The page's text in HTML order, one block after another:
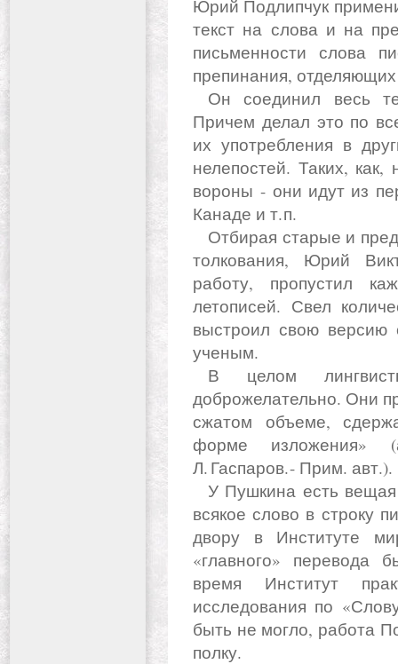
Юрий Подлипчук
текст на слова и на
письменности слова
препинания,
Он соединил весь текст обратно и новую разбивку.
Причем делал это по
их употребления в
нелепостей. Таких,
вороны - они идут из
Канаде и т. п.
Отбирая старые и предлагая новые варианты перевода и
толкования, Юрий
работу, пропустил
летописей. Свел
выстроил свою версию
ученым.
В целом лингвисты отнеслись к его труду
доброжелательно. Они
сжатом объеме,
форме изложения»
Л. Гаспаров. - Прим. авт.).
У Пушкина есть вещая строка в «Борисе Годунове»: «Не
всякое слово в строку
двору в Институте
«главного» перевода
время Институт
исследования по
быть не могло, работа
полку.